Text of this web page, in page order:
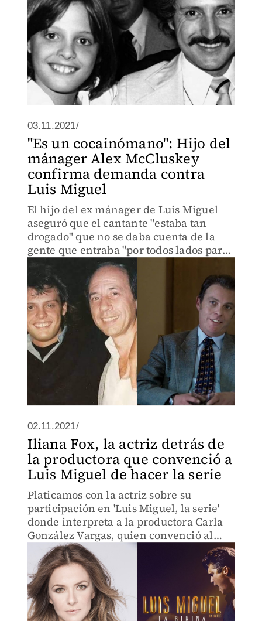
03.11.2021/
"Es un cocainómano": Hijo del
mánager Alex McCluskey
confirma demanda contra
Luis Miguel
El hijo del ex mánager de Luis Miguel
aseguró que el cantante "estaba tan
drogado" que no se daba cuenta de la
gente que entraba "por todos lados para
robarle".
02.11.2021/
Iliana Fox, la actriz detrás de
la productora que convenció a
Luis Miguel de hacer la serie
Platicamos con la actriz sobre su
participación en 'Luis Miguel, la serie'
donde interpreta a la productora Carla
González Vargas, quien convenció al
cantante de llevar su vida a la pantalla
chica.